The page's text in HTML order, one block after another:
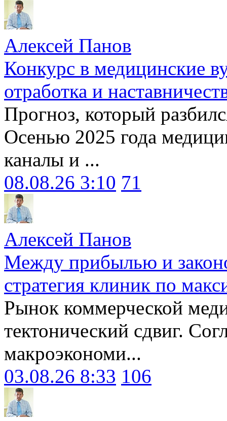
Алексей Панов
Конкурс в медицинские
отработка и
Прогноз, который
Осенью 2025 года
каналы и ...
08.08.26 3:10 71
Алексей Панов
Между прибылью и
стратегия клиник по
Рынок коммерческой
тектонический сдвиг.
макроэкономи...
03.08.26 8:33 106